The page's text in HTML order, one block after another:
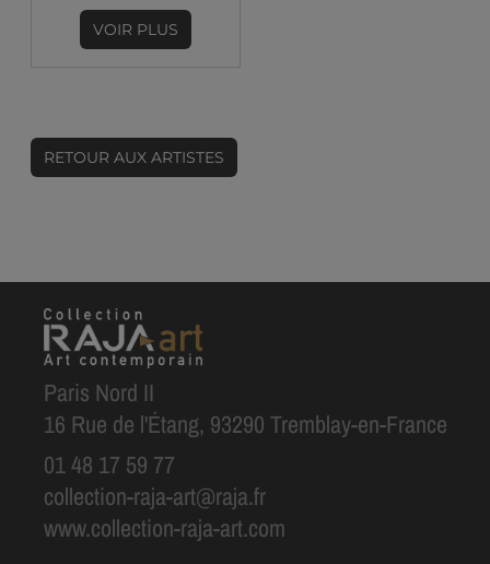
VOIR PLUS
RETOUR AUX ARTISTES
Paris Nord II
16 Rue de l'Étang, 93290 Tremblay-en-France
01 48 17 59 77
collection-raja-art@raja.fr
www.collection-raja-art.com